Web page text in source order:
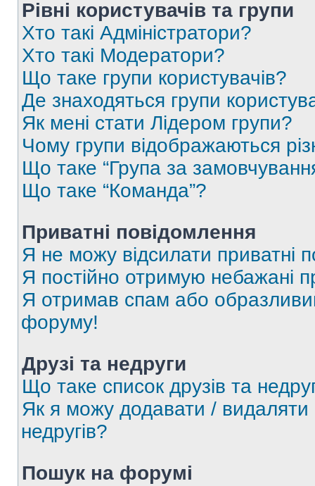
Рівні користувачів та групи
Хто такі Адміністратори?
Хто такі Модератори?
Що таке групи користувачів?
Де знаходяться групи
Як мені стати Лідером групи?
Чому групи відображаються
Що таке “Група за
Що таке “Команда”?
Приватні повідомлення
Я не можу відсилати приватні
Я постійно отримую небажані
Я отримав спам або
форуму!
Друзі та недруги
Що таке список друзів та
Як я можу додавати / видаляти
недругів?
Пошук на форумі